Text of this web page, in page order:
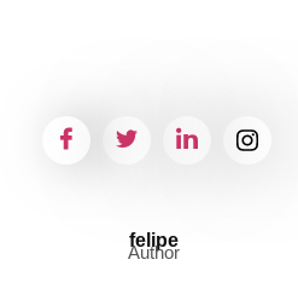
felipe
Author